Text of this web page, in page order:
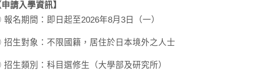
申請入學資訊】
名期間：即日起至2026年8月3日（一）
生對象：不限國籍，居住於日本境外之人士
生類別：科目選修生（大學部及研究所）